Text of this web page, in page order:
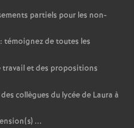
partiels pour les non-
témoignez de toutes les
travail et des propositions
collègues du lycée de Laura à
...